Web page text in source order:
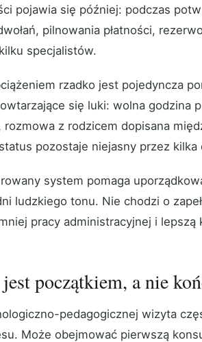
pojawia się później: podczas
pilnowania płatności,
specjalistów.
rzadko jest pojedyncza
się luki: wolna godzina
rozmowa z rodzicem dopisana
pozostaje niejasny przez kilka
system pomaga
ludzkiego tonu. Nie chodzi o
pracy administracyjnej i
początkiem, a nie
pedagogicznej wizyta
Może obejmować pierwszą